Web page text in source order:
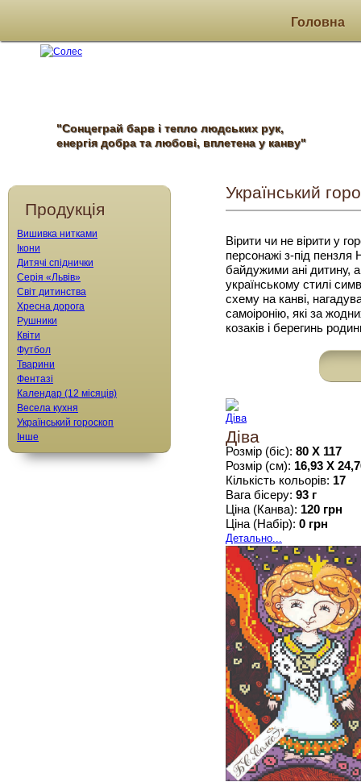
Головна
"Сонцеграй барв і тепло людських рук,
енергія добра та любові, вплетена у канву"
Український
Вірити чи не вірити у
персонажі з-під пензля
байдужими ані дитину,
українському стилі
схему на канві,
самоіронію, які за
козаків і берегинь
Діва
Розмір (біс): 80 Х 117
Розмір (см): 16,93 Х
Кількість кольорів: 17
Вага бісеру: 93 г
Ціна (Канва): 120 грн
Ціна (Набір): 0 грн
Детально...
Продукція
Вишивка нитками
Ікони
Дитячі спіднички
Серія «Львів»
Світ дитинства
Хресна дорога
Рушники
Квіти
Футбол
Тварини
Фентазі
Календар (12 місяців)
Весела кухня
Український гороскоп
Інше